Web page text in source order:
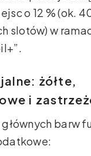
o 12 % (ok.
slotów) w
żółte,
i
barw